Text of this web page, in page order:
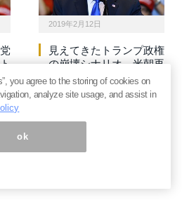
2019年2月12日
見えてきたトランプ政権
の崩壊シナリオ、米朝再
会談の成果をどう演出す
るか？＝江守哲
れば負けます。それくらい追
you agree to the storing of cookies on
analyze site usage, and assist in
ok